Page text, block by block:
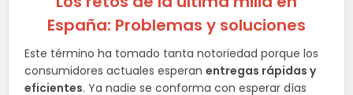
España: Problemas y soluciones
Este término ha tomado tanta notoriedad porque los
consumidores actuales esperanentregas rápidas y
eficientes. Ya nadie se conforma con esperar días